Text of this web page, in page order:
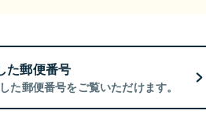
た郵便番号
た郵便番号をご覧いただけます。